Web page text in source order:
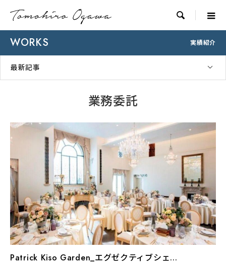

WORKS 実績紹介
最新記事
業務委託
Patrick Kiso Garden_エグゼクティブシェ...